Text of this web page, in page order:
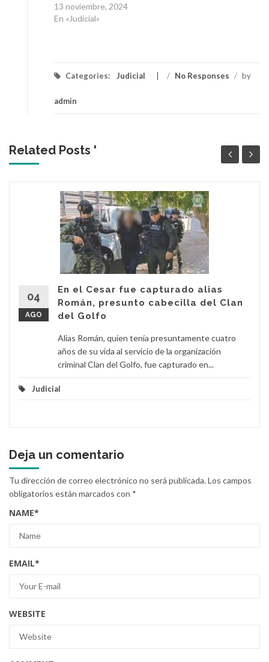
13 noviembre, 2024
En «Judicial»
Categories: Judicial / No Responses / by
admin
Related Posts '
04
AGO
En el Cesar fue capturado alias
Román, presunto cabecilla del Clan
del Golfo
Alias Román, quien tenía presuntamente cuatro
años de su vida al servicio de la organización
criminal Clan del Golfo, fue capturado en...
Judicial
Deja un comentario
Tu dirección de correo electrónico no será publicada.Los campos
obligatorios están marcados con *
NAME*
EMAIL*
WEBSITE